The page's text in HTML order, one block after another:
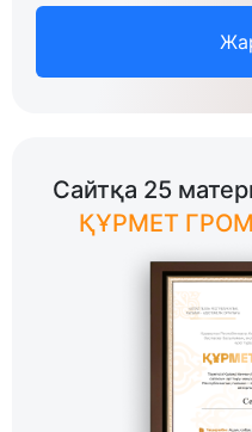
Сайтқа 25
ҚҰРМЕТ